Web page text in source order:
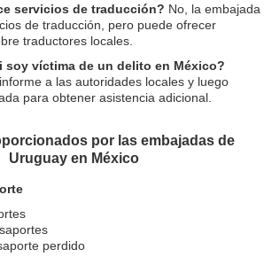
servicios de traducción? No, la embajada
de traducción, pero puede ofrecer
traductores locales.
soy víctima de un delito en México?
a las autoridades locales y luego
para obtener asistencia adicional.
por las embajadas de
Uruguay en México
perdido